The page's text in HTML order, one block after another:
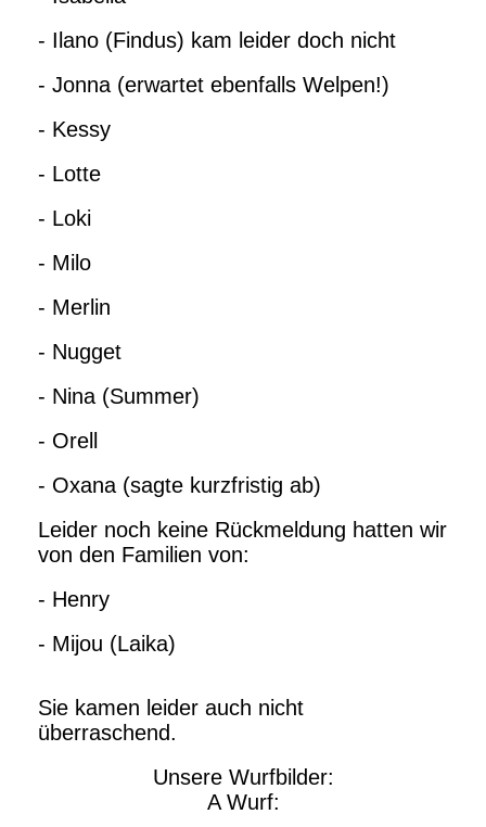
- Ilano (Findus) kam leider doch nicht
- Jonna (erwartet ebenfalls Welpen!)
- Kessy
- Lotte
- Loki
- Milo
- Merlin
- Nugget
- Nina (Summer)
- Orell
- Oxana (sagte kurzfristig ab)
Leider noch keine Rückmeldung hatten wir
von den Familien von:
- Henry
- Mijou (Laika)
Sie kamen leider auch nicht
überraschend.
Unsere Wurfbilder:
A Wurf: